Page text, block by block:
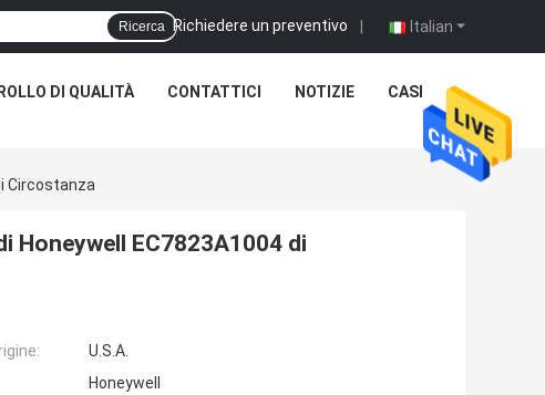
Italian
Richiedere un preventivo |
Ricerca
DI QUALITÀ CONTATTICI NOTIZIE CASI
Circostanza
Honeywell EC7823A1004 di
U.S.A.
Honeywell